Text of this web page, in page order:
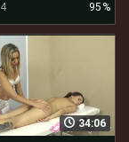
95%
34:06